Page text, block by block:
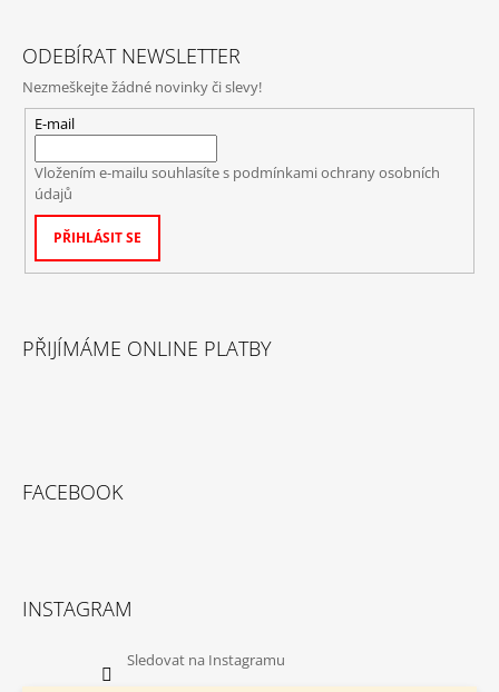
ODEBÍRAT NEWSLETTER
Nezmeškejte žádné novinky či slevy!
E-mail
Vložením e-mailu souhlasíte s podmínkami ochrany osobních
údajů
PŘIHLÁSIT SE
PŘIJÍMÁME ONLINE PLATBY
FACEBOOK
INSTAGRAM
Sledovat na Instagramu